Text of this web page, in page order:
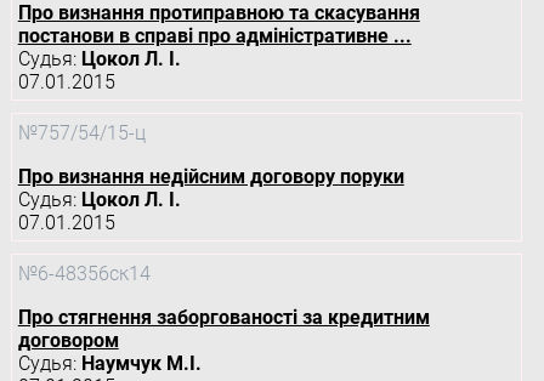
Про визнання протиправною та скасування
постанови в справі про адміністративне ...
Судья: Цокол Л. І.
07.01.2015
№757/54/15-ц
Про визнання недійсним договору поруки
Судья: Цокол Л. І.
07.01.2015
№6-48356ск14
Про стягнення заборгованості за кредитним
договором
Судья: Наумчук М.І.